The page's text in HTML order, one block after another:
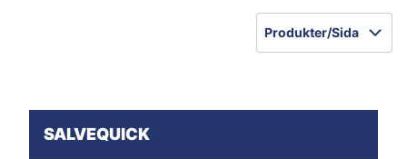
Produkter/Sida
SALVEQUICK